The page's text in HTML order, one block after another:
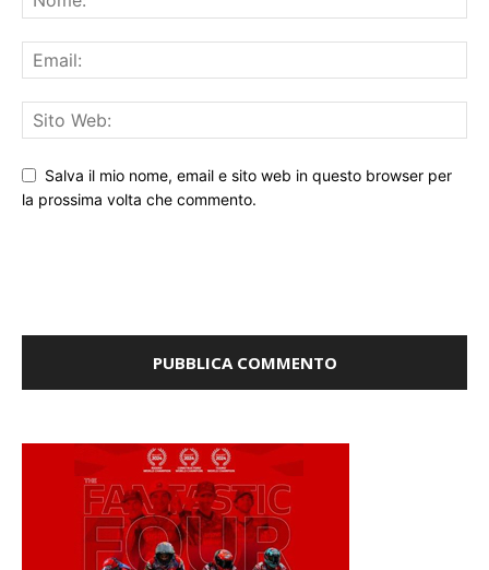
Salva il mio nome, email e sito web in questo browser per